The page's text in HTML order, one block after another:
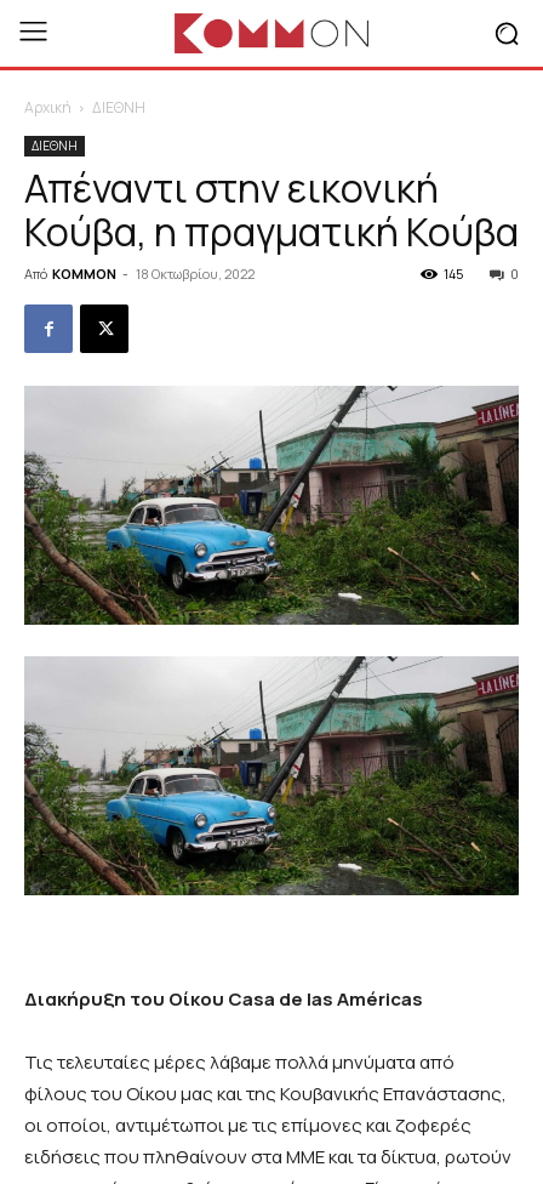
Αρχική ΔΙΕΘΝΗ
ΔΙΕΘΝΗ
Απέναντι στην εικονική
Κούβα, η πραγματική Κούβα
Από KOMMON - 18 Οκτωβρίου, 2022 0
145
Διακήρυξη του Οίκου Casa de lasAméricas
Τις τελευταίες μέρες λάβαμε πολλά μηνύματα από
φίλους του Οίκου μας και της Κουβανικής Επανάστασης,
οι οποίοι, αντιμέτωποι με τις επίμονες και ζοφερές
ειδήσεις που πληθαίνουν στα ΜΜΕ και τα δίκτυα, ρωτούν